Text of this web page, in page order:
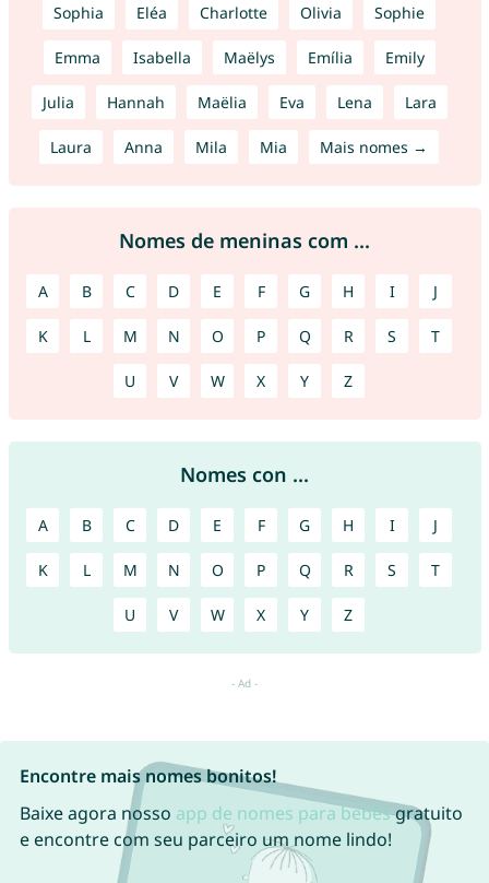
Sophia Eléa Charlotte Olivia Sophie
Emma Isabella Maëlys Emília Emily
Julia Hannah Maëlia Eva Lena Lara
Laura Anna Mila Mia Mais nomes →
Nomes de meninas com ...
A B C D E F G H I J
K L M N O P Q R S T
U V W X Y Z
Nomes con ...
A B C D E F G H I J
K L M N O P Q R S T
U V W X Y Z
Encontre mais nomes bonitos!
Baixe agora nosso app de nomes para bebêsgratuito
e encontre com seu parceiro um nome lindo!